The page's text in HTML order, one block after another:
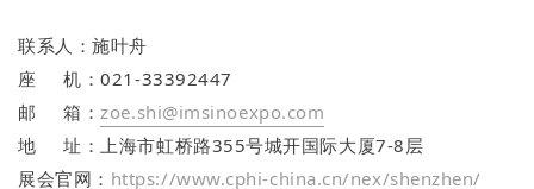
联系人：施叶舟
座 机：021-33392447
邮 箱：zoe.shi@imsinoexpo.com
地 址：上海市虹桥路355号城开国际大厦7-8层
展会官网： https://www.cphi-china.cn/nex/shenzhen/